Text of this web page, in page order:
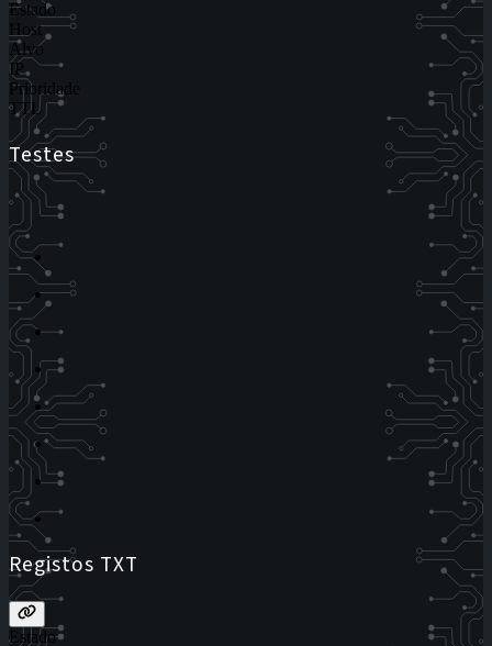
Estado
Host
Alvo
IP
Prioridade
TTL
Testes
Registos TXT
Estado